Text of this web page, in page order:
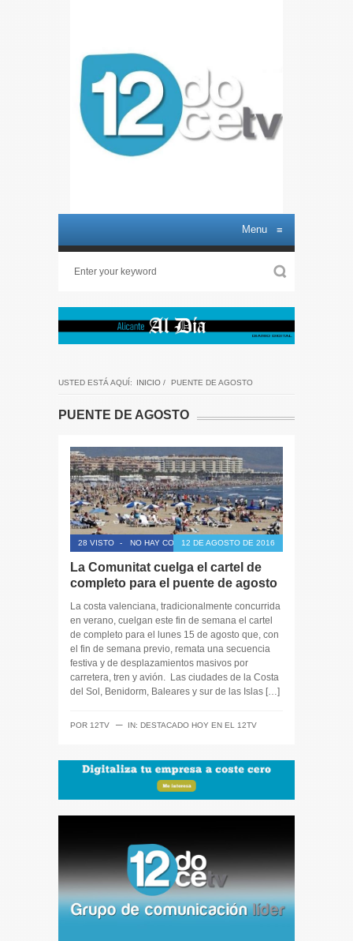
Menu ≡
USTED ESTÁ AQUÍ: INICIO / PUENTE DE AGOSTO
PUENTE DE AGOSTO
28 VISTO - NO HAY COMENTARIOS12 DE AGOSTO DE 2016
La Comunitat cuelga el cartel de
completo para el puente de agosto
La costa valenciana, tradicionalmente concurrida
en verano, cuelgan este fin de semana el cartel
de completo para el lunes 15 de agosto que, con
el fin de semana previo, remata una secuencia
festiva y de desplazamientos masivos por
carretera, tren y avión. Las ciudades de la Costa
del Sol, Benidorm, Baleares y sur de las Islas […]
POR 12TV ─ IN: DESTACADO HOY EN EL 12TV